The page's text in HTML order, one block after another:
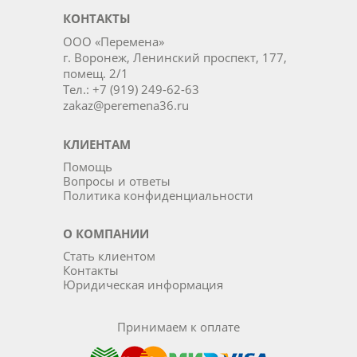
КОНТАКТЫ
ООО «Перемена»
г. Воронеж, Ленинский проспект, 177,
помещ. 2/1
Тел.: +7 (919) 249-62-63
zakaz@peremena36.ru
КЛИЕНТАМ
Помощь
Вопросы и ответы
Политика конфиденциальности
О КОМПАНИИ
Стать клиентом
Контакты
Юридическая информация
Принимаем к оплате